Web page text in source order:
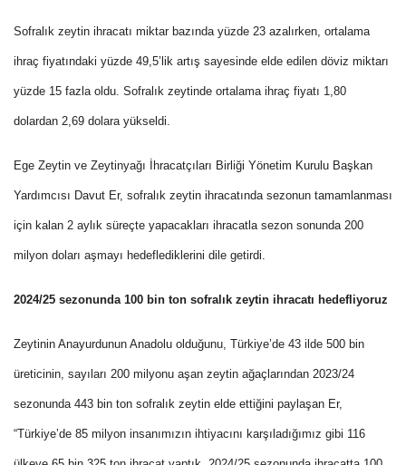
Sofralık zeytin ihracatı miktar bazında yüzde 23 azalırken, ortalama
ihraç fiyatındaki yüzde 49,5’lik artış sayesinde elde edilen döviz miktarı
yüzde 15 fazla oldu. Sofralık zeytinde ortalama ihraç fiyatı 1,80
dolardan 2,69 dolara yükseldi.
Ege Zeytin ve Zeytinyağı İhracatçıları Birliği Yönetim Kurulu Başkan
Yardımcısı Davut Er, sofralık zeytin ihracatında sezonun tamamlanması
için kalan 2 aylık süreçte yapacakları ihracatla sezon sonunda 200
milyon doları aşmayı hedeflediklerini dile getirdi.
2024/25 sezonunda 100 bin ton sofralık zeytin ihracatı hedefliyoruz
Zeytinin Anayurdunun Anadolu olduğunu, Türkiye’de 43 ilde 500 bin
üreticinin, sayıları 200 milyonu aşan zeytin ağaçlarından 2023/24
sezonunda 443 bin ton sofralık zeytin elde ettiğini paylaşan Er,
“Türkiye’de 85 milyon insanımızın ihtiyacını karşıladığımız gibi 116